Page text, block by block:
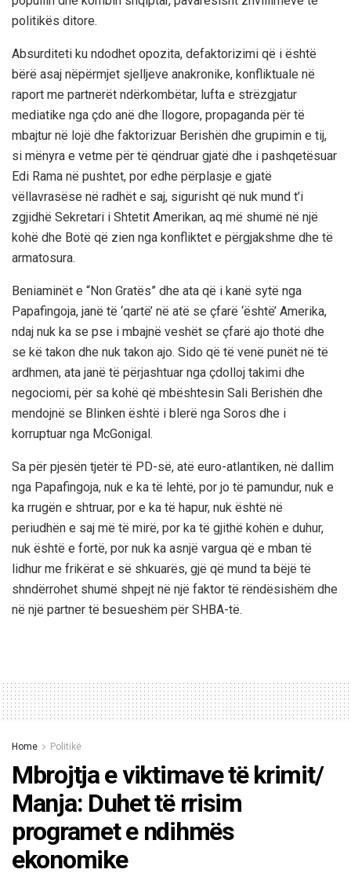
politikës ditore.
Absurditeti ku ndodhet opozita, defaktorizimi që i është
bërë asaj nëpërmjet sjelljeve anakronike, konfliktuale në
raport me partnerët ndërkombëtar, lufta e strëzgjatur
mediatike nga çdo anë dhe llogore, propaganda për të
mbajtur në lojë dhe faktorizuar Berishën dhe grupimin e tij,
si mënyra e vetme për të qëndruar gjatë dhe i pashqetësuar
Edi Rama në pushtet, por edhe përplasje e gjatë
vëllavrasëse në radhët e saj, sigurisht që nuk mund t’i
zgjidhë Sekretari i Shtetit Amerikan, aq më shumë në një
kohë dhe Botë që zien nga konfliktet e përgjakshme dhe të
armatosura.
Beniaminët e “Non Gratës” dhe ata që i kanë sytë nga
Papafingoja, janë të ‘qartë’ në atë se çfarë ‘është’ Amerika,
ndaj nuk ka se pse i mbajnë veshët se çfarë ajo thotë dhe
se kë takon dhe nuk takon ajo. Sido që të venë punët në të
ardhmen, ata janë të përjashtuar nga çdolloj takimi dhe
negociomi, për sa kohë që mbështesin Sali Berishën dhe
mendojnë se Blinken është i blerë nga Soros dhe i
korruptuar nga McGonigal.
Sa për pjesën tjetër të PD-së, atë euro-atlantiken, në dallim
nga Papafingoja, nuk e ka të lehtë, por jo të pamundur, nuk e
ka rrugën e shtruar, por e ka të hapur, nuk është në
periudhën e saj më të mirë, por ka të gjithë kohën e duhur,
nuk është e fortë, por nuk ka asnjë vargua që e mban të
lidhur me frikërat e së shkuarës, gjë që mund ta bëjë të
shndërrohet shumë shpejt në një faktor të rëndësishëm dhe
në një partner të besueshëm për SHBA-të.
Home Politikë
Mbrojtja e viktimave të krimit/
Manja: Duhet të rrisim
programet e ndihmës
ekonomike